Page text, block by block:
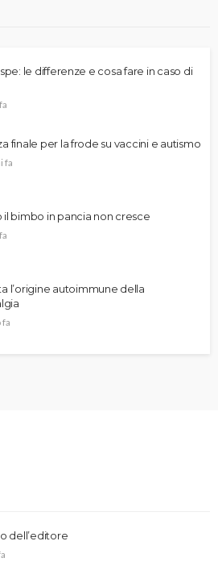
le differenze e cosa fare in caso di
finale per la frode su vaccini e autismo
fa
il bimbo in pancia non cresce
l’origine autoimmune della
fa
dell’editore